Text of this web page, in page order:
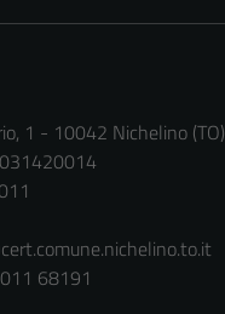
1 - 10042 Nichelino (TO)
68191